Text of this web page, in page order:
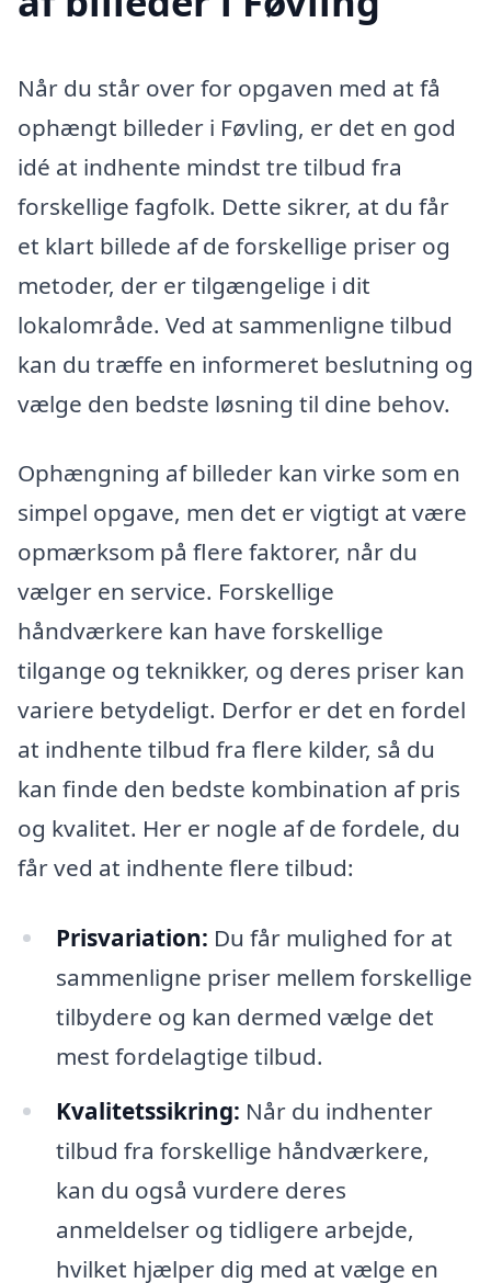
Når du står over for opgaven med at få
ophængt billeder i Føvling, er det en god
idé at indhente mindst tre tilbud fra
forskellige fagfolk. Dette sikrer, at du får
et klart billede af de forskellige priser og
metoder, der er tilgængelige i dit
lokalområde. Ved at sammenligne tilbud
kan du træffe en informeret beslutning og
vælge den bedste løsning til dine behov.
Ophængning af billeder kan virke som en
simpel opgave, men det er vigtigt at være
opmærksom på flere faktorer, når du
vælger en service. Forskellige
håndværkere kan have forskellige
tilgange og teknikker, og deres priser kan
variere betydeligt. Derfor er det en fordel
at indhente tilbud fra flere kilder, så du
kan finde den bedste kombination af pris
og kvalitet. Her er nogle af de fordele, du
får ved at indhente flere tilbud:
Prisvariation: Du får mulighed for at
sammenligne priser mellem forskellige
tilbydere og kan dermed vælge det
mest fordelagtige tilbud.
Kvalitetssikring: Når du indhenter
tilbud fra forskellige håndværkere,
kan du også vurdere deres
anmeldelser og tidligere arbejde,
hvilket hjælper dig med at vælge en